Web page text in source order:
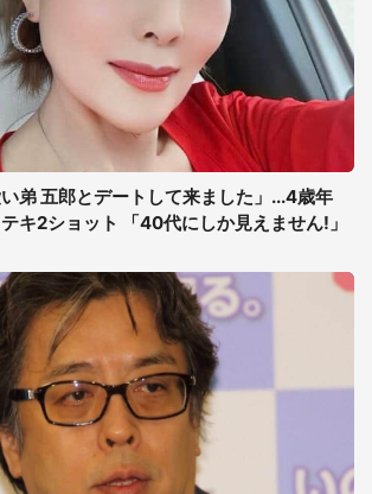
弟 五郎とデートして来ました」...4歳年
キ2ショット 「40代にしか見えません!」